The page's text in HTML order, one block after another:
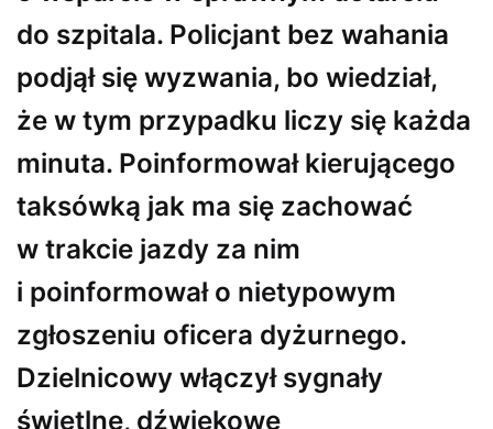
do szpitala. Policjant bez wahania
podjął się wyzwania, bo wiedział,
że w tym przypadku liczy się każda
minuta. Poinformował kierującego
taksówką jak ma się zachować
w trakcie jazdy za nim
i poinformował o nietypowym
zgłoszeniu oficera dyżurnego.
Dzielnicowy włączył sygnały
świetlne, dźwiękowe